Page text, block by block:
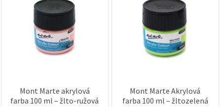
Mont Marte akrylová
farba 100 ml – žlto-ružová
Mont Marte Akrylová
farba 100 ml – žltozelená